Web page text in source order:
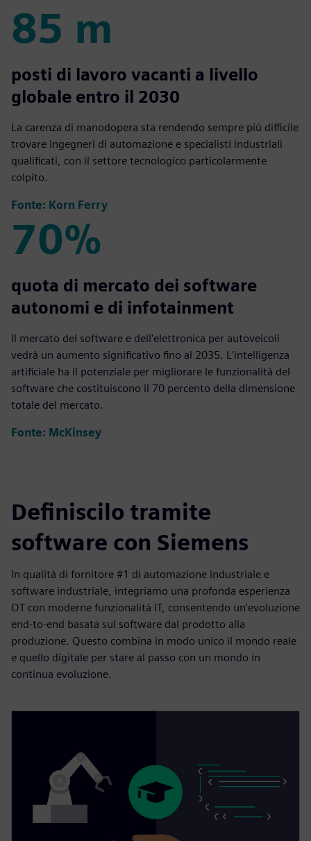
85 m
85 m
posti di lavoro vacanti a livello
globale entro il 2030
La carenza di manodopera sta rendendo sempre più difficile
trovare ingegneri di automazione e specialisti industriali
qualificati, con il settore tecnologico particolarmente
colpito.
Fonte: Korn Ferry
70%
70%
quota di mercato dei software
autonomi e di infotainment
Il mercato del software e dell'elettronica per autoveicoli
vedrà un aumento significativo fino al 2035. L'intelligenza
artificiale ha il potenziale per migliorare le funzionalità del
software che costituiscono il 70 percento della dimensione
totale del mercato.
Fonte: McKinsey
Definiscilo tramite
software con Siemens
In qualità di fornitore #1 di automazione industriale e
software industriale, integriamo una profonda esperienza
OT con moderne funzionalità IT, consentendo un'evoluzione
end-to-end basata sul software dal prodotto alla
produzione. Questo combina in modo unico il mondo reale
e quello digitale per stare al passo con un mondo in
continua evoluzione.